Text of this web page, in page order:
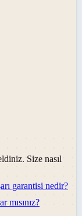
Size nasıl
garantisi nedir?
mısınız?